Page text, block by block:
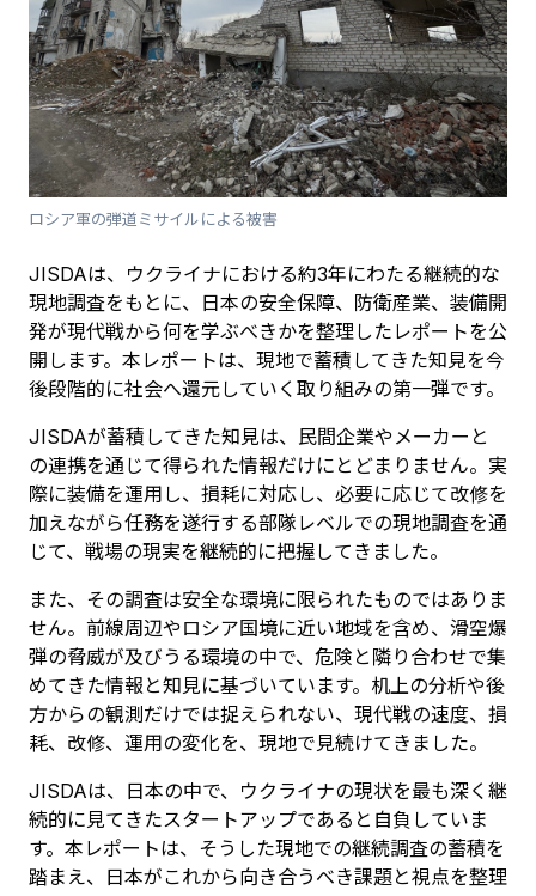
ロシア軍の弾道ミサイルによる被害
JISDAは、ウクライナにおける約3年にわたる継続的な
現地調査をもとに、日本の安全保障、防衛産業、装備開
発が現代戦から何を学ぶべきかを整理したレポートを公
開します。本レポートは、現地で蓄積してきた知見を今
後段階的に社会へ還元していく取り組みの第一弾です。
JISDAが蓄積してきた知見は、民間企業やメーカーと
の連携を通じて得られた情報だけにとどまりません。実
際に装備を運用し、損耗に対応し、必要に応じて改修を
加えながら任務を遂行する部隊レベルでの現地調査を通
じて、戦場の現実を継続的に把握してきました。
また、その調査は安全な環境に限られたものではありま
せん。前線周辺やロシア国境に近い地域を含め、滑空爆
弾の脅威が及びうる環境の中で、危険と隣り合わせで集
めてきた情報と知見に基づいています。机上の分析や後
方からの観測だけでは捉えられない、現代戦の速度、損
耗、改修、運用の変化を、現地で見続けてきました。
JISDAは、日本の中で、ウクライナの現状を最も深く継
続的に見てきたスタートアップであると自負していま
す。本レポートは、そうした現地での継続調査の蓄積を
踏まえ、日本がこれから向き合うべき課題と視点を整理